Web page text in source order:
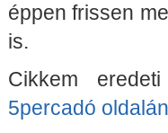
éppen frissen
is.
Cikkem
5percadó oldalán